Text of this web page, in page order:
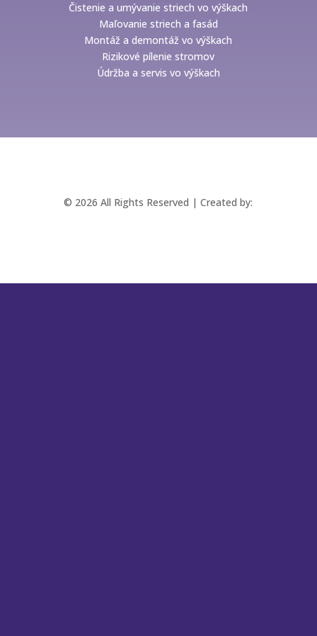
Čistenie a umývanie striech vo výškach
Maľovanie striech a fasád
Montáž a demontáž vo výškach
Rizikové pílenie stromov
Údržba a servis vo výškach
© 2026 All Rights Reserved | Created by: